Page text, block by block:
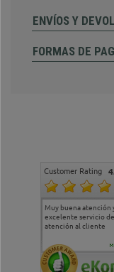
ENVÍOS Y
FORMAS DE
Customer Rating
Muy buena atención
excelente servicio de
atención al cliente